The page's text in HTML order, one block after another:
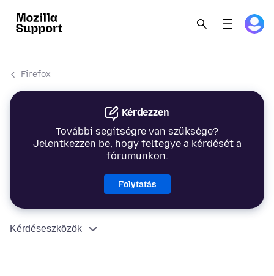
Firefox
Kérdezzen
További segítségre van szüksége?
Jelentkezzen be, hogy feltegye a kérdését a
fórumunkon.
Folytatás
Kérdéseszközök